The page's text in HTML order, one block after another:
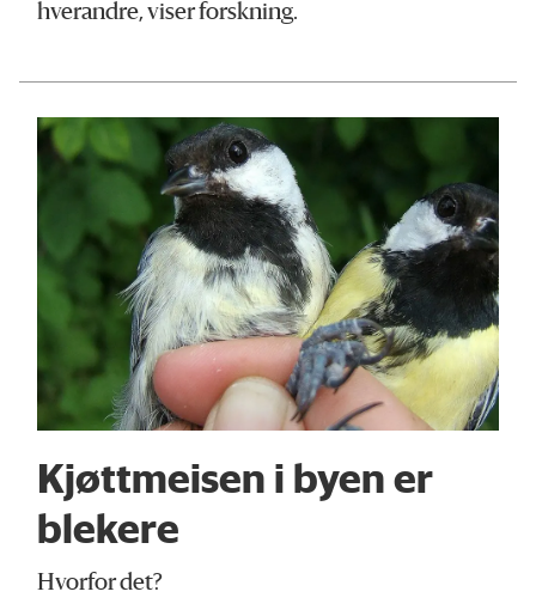
hverandre, viser forskning.
Kjøttmeisen i byen er
blekere
Hvorfor det?